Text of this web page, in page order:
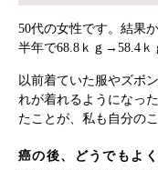
50代の女性です。結果
半年で68.8ｋｇ→58.4ｋ
以前着ていた服やズボ
れが着れるようになっ
たことが、私も自分の
癌の後、どうでもよ